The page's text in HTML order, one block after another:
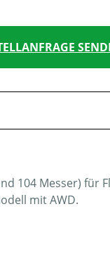
104 Messer) für
mit AWD.